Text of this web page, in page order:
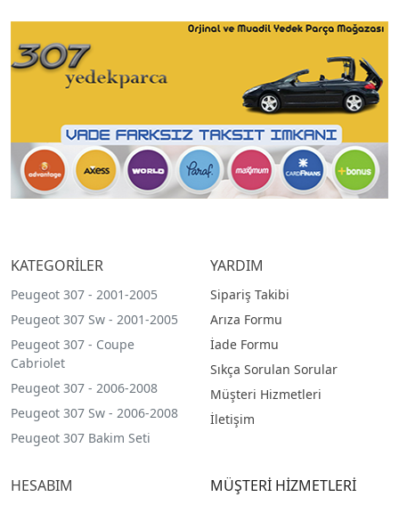
KATEGORİLER
Peugeot 307 - 2001-2005
Peugeot 307 Sw - 2001-2005
Peugeot 307 - Coupe
Cabriolet
Peugeot 307 - 2006-2008
Peugeot 307 Sw - 2006-2008
Peugeot 307 Bakim Seti
YARDIM
Sipariş Takibi
Arıza Formu
İade Formu
Sıkça Sorulan Sorular
Müşteri Hizmetleri
İletişim
HESABIM MÜŞTERİ HİZMETLERİ